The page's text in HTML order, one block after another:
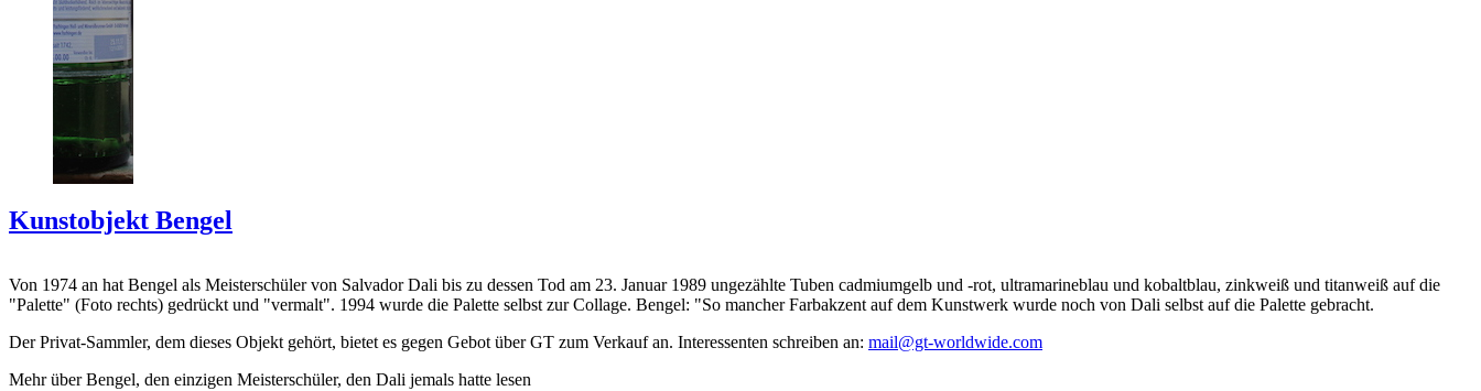
Kunstobjekt Bengel
Von 1974 an hat Bengel als Meisterschüler von Salvador Dali bis zu dessen Tod am 23. Januar 1989 ungezählte Tuben cadmiumgelb und -rot, ultramarineblau und kobaltblau, zinkweiß und titanweiß auf die
"Palette" (Foto rechts) gedrückt und "vermalt". 1994 wurde die Palette selbst zur Collage. Bengel: "So mancher Farbakzent auf dem Kunstwerk wurde noch von Dali selbst auf die Palette gebracht.
Der Privat-Sammler, dem dieses Objekt gehört, bietet es gegen Gebot über GT zum Verkauf an. Interessenten schreiben an: mail@gt-worldwide.com
Mehr über Bengel, den einzigen Meisterschüler, den Dali jemals hatte lesen